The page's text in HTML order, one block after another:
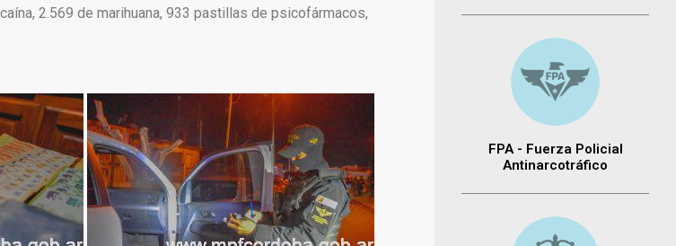
2.569 de marihuana, 933 pastillas de psicofármacos,
FPA - Fuerza Policial
Antinarcotráfico